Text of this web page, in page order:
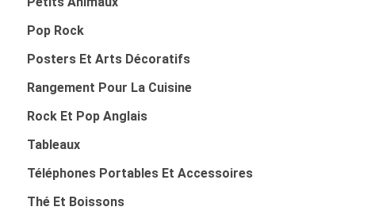
Pop Rock
Posters Et Arts Décoratifs
Rangement Pour La Cuisine
Rock Et Pop Anglais
Tableaux
Téléphones Portables Et Accessoires
Thé Et Boissons